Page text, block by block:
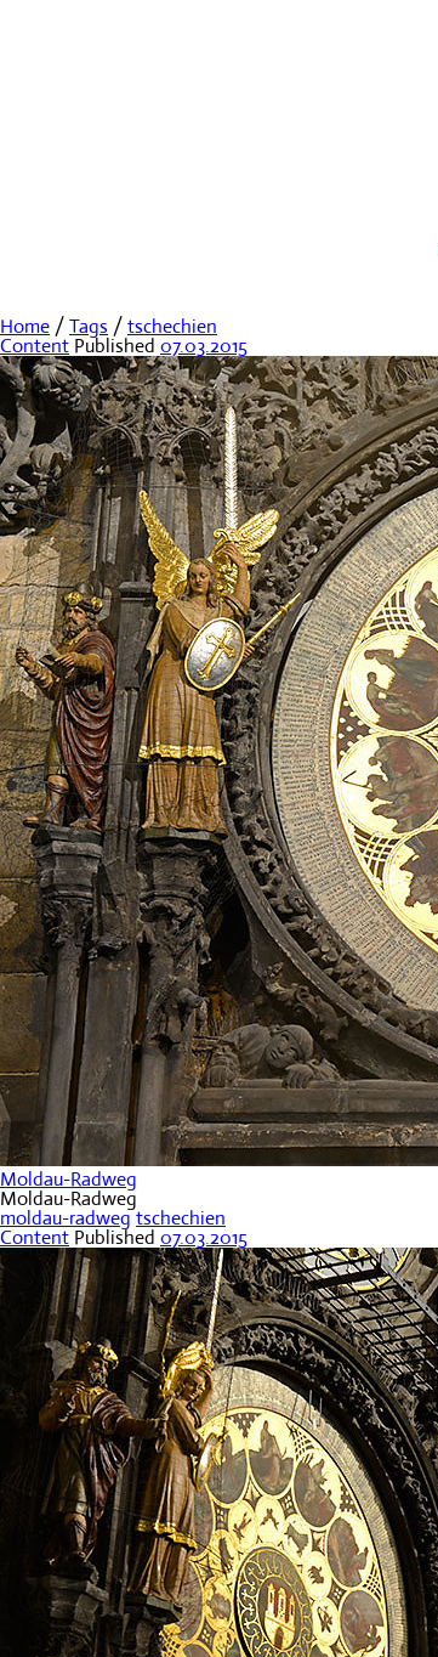
Home /Tags /tschechien
Content Published 07.03.2015
Moldau-Radweg
Moldau-Radweg
moldau-radwegtschechien
Content Published 07.03.2015